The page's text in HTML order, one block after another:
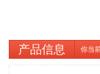
产品信息 你当